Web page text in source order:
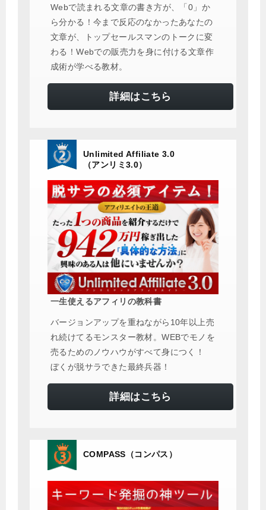
Webで読まれる文章の書き方が、「0」か
ら分かる！今まで反応のなかったあなたの
文章が、トップセールスマンのトークに変
わる！Webでの販売力を身に付ける文章作
成術が学べる教材。
詳細はこちら
Unlimited Affiliate 3.0
（アンリミ3.0）
一生使えるアフィリの教科書
バージョンアップを重ねながら10年以上売
れ続けてるモンスター教材。WEBでモノを
売るためのノウハウがすべて身につく！
ぼくが脱サラできた最終兵器！
詳細はこちら
COMPASS（コンパス）